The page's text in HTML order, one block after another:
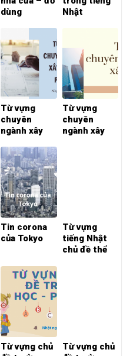
dùng
Nhật
Từ vựng
chuyên
ngành xây
2
Từ vựng
chuyên
ngành xây
Tin corona
của Tokyo
Từ vựng
tiếng Nhật
chủ đề thể
Từ vựng chủ
Từ vựng chủ